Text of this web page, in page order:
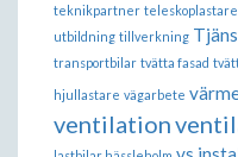
teknikpartner teleskoplastare
utbildning tillverkning
transportbilar tvätta fasad
hjullastare vägarbete
ventilation